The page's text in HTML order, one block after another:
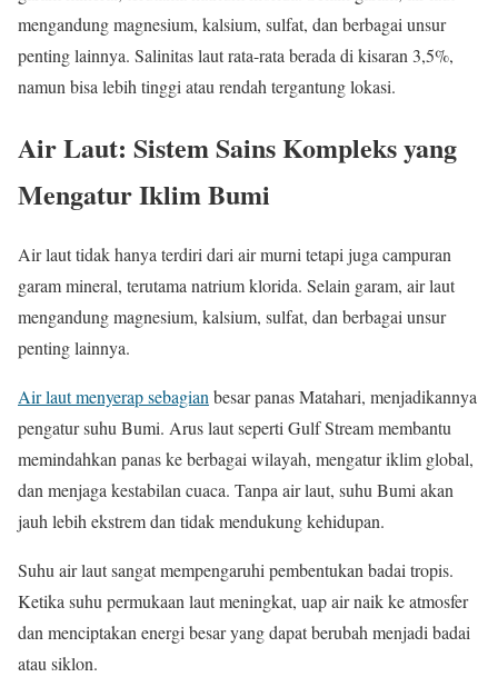
mengandung magnesium, kalsium, sulfat, dan berbagai unsur
penting lainnya. Salinitas laut rata-rata berada di kisaran 3,5%,
namun bisa lebih tinggi atau rendah tergantung lokasi.
Air Laut: Sistem Sains Kompleks yang
Mengatur Iklim Bumi
Air laut tidak hanya terdiri dari air murni tetapi juga campuran
garam mineral, terutama natrium klorida. Selain garam, air laut
mengandung magnesium, kalsium, sulfat, dan berbagai unsur
penting lainnya.
Air laut menyerap sebagianbesar panas Matahari, menjadikannya
pengatur suhu Bumi. Arus laut seperti Gulf Stream membantu
memindahkan panas ke berbagai wilayah, mengatur iklim global,
dan menjaga kestabilan cuaca. Tanpa air laut, suhu Bumi akan
jauh lebih ekstrem dan tidak mendukung kehidupan.
Suhu air laut sangat mempengaruhi pembentukan badai tropis.
Ketika suhu permukaan laut meningkat, uap air naik ke atmosfer
dan menciptakan energi besar yang dapat berubah menjadi badai
atau siklon.